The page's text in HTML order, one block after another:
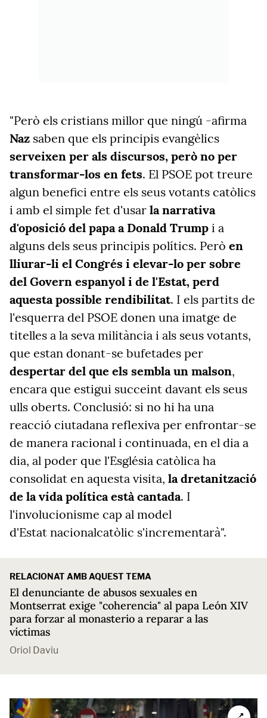
"Però els cristians millor que ningú -afirma
Naz saben que els principis evangèlics
serveixen per als discursos, però no per
transformar-los en fets. El PSOE pot treure
algun benefici entre els seus votants catòlics
i amb el simple fet d'usar la narrativa
d'oposició del papa a Donald Trump i a
alguns dels seus principis polítics. Però en
lliurar-li el Congrés i elevar-lo per sobre
del Govern espanyol i de l'Estat, perd
aquesta possible rendibilitat. I els partits de
l'esquerra del PSOE donen una imatge de
titelles a la seva militància i als seus votants,
que estan donant-se bufetades per
despertar del que els sembla un malson,
encara que estigui succeint davant els seus
ulls oberts. Conclusió: si no hi ha una
reacció ciutadana reflexiva per enfrontar-se
de manera racional i continuada, en el dia a
dia, al poder que l'Església catòlica ha
consolidat en aquesta visita, la dretanització
de la vida política està cantada. I
l'involucionisme cap al model
d'Estat nacionalcatòlic s'incrementarà".
RELACIONAT AMB AQUEST TEMA
El denunciante de abusos sexuales en
Montserrat exige "coherencia" al papa León XIV
para forzar al monasterio a reparar a las
víctimas
Oriol Daviu